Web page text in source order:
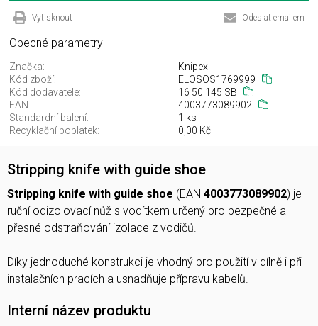
Vytisknout Odeslat emailem
Obecné parametry
Značka:
Knipex
Kód zboží:
ELOSOS1769999
Kód dodavatele:
16 50 145 SB
EAN:
4003773089902
Standardní balení:
1 ks
Recyklační poplatek:
0,00 Kč
Stripping knife with guide shoe
Stripping knife with guide shoe (EAN 4003773089902) je
ruční odizolovací nůž s vodítkem určený pro bezpečné a
přesné odstraňování izolace z vodičů.
Díky jednoduché konstrukci je vhodný pro použití v dílně i při
instalačních pracích a usnadňuje přípravu kabelů.
Interní název produktu